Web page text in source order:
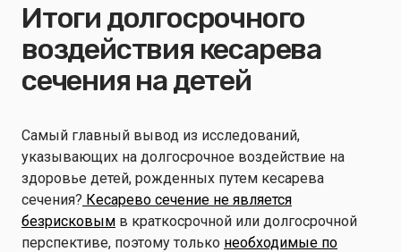
Итоги долгосрочного
воздействия кесарева
сечения на детей
Самый главный вывод из исследований,
указывающих на долгосрочное воздействие на
здоровье детей, рожденных путем кесарева
сечения? Кесарево сечение не является
безрисковым в краткосрочной или долгосрочной
перспективе, поэтому только необходимые по